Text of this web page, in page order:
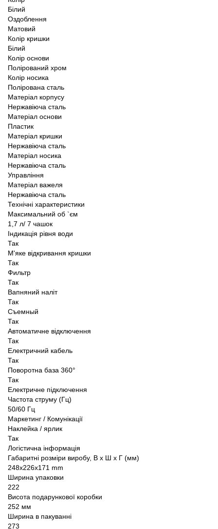
Білий
Оздоблення
Матовий
Колір кришки
Білий
Колір основи
Полірований хром
Колір носика
Полірована сталь
Матеріал корпусу
Нержавіюча сталь
Матеріал основи
Пластик
Матеріал кришки
Нержавіюча сталь
Матеріал носика
Нержавіюча сталь
Управління
Матеріал важеля
Нержавіюча сталь
Технічні характеристики
Максимальний об `єм
1,7 л/ 7 чашок
Індикація рівня води
Так
М'яке відкривання кришки
Так
Фильтр
Так
Вапняний наліт
Так
Съемный
Так
Автоматичне відключення
Так
Електричний кабель
Так
Поворотна база 360°
Так
Електричне підключення
Частота струму (Гц)
50/60 Гц
Маркетинг / Комунікації
Наклейка / ярлик
Так
Логістична інформація
Габаритні розміри виробу, В х Ш х Г (мм)
248x226x171 mm
Ширина упаковки
222
Висота подарункової коробки
252 мм
Ширина в пакуванні
273